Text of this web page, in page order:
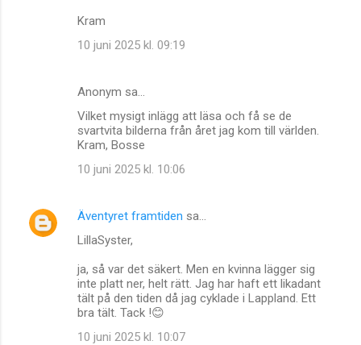
Kram
10 juni 2025 kl. 09:19
Anonym sa…
Vilket mysigt inlägg att läsa och få se de
svartvita bilderna från året jag kom till världen.
Kram, Bosse
10 juni 2025 kl. 10:06
Äventyret framtiden sa…
LillaSyster,
ja, så var det säkert. Men en kvinna lägger sig
inte platt ner, helt rätt. Jag har haft ett likadant
tält på den tiden då jag cyklade i Lappland. Ett
bra tält. Tack !😊
10 juni 2025 kl. 10:07